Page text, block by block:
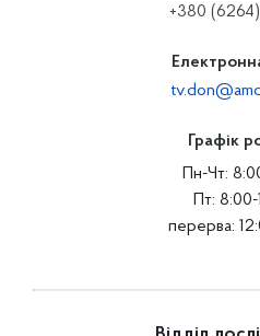
+380
Графік
Пн-Чт:
Пт:
перерва: